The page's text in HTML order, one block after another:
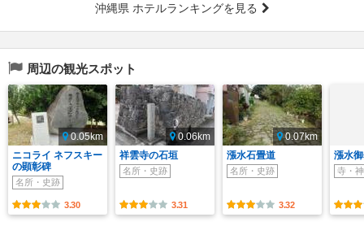
沖縄県 ホテルランキングを見る
周辺の観光スポット
0.05km
ニコライ ネフスキー
の顕彰碑
名所・史跡
3.30
0.06km
祥雲寺の石垣
名所・史跡
3.31
0.07km
漲水石畳道
名所・史跡
3.32
漲水
寺・